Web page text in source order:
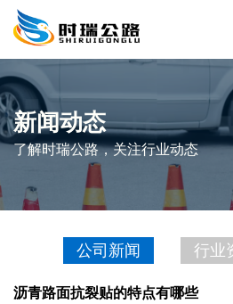
新闻动态
了解时瑞公路，关注行业动态
公司新闻 行业
沥青路面抗裂贴的特点有哪些